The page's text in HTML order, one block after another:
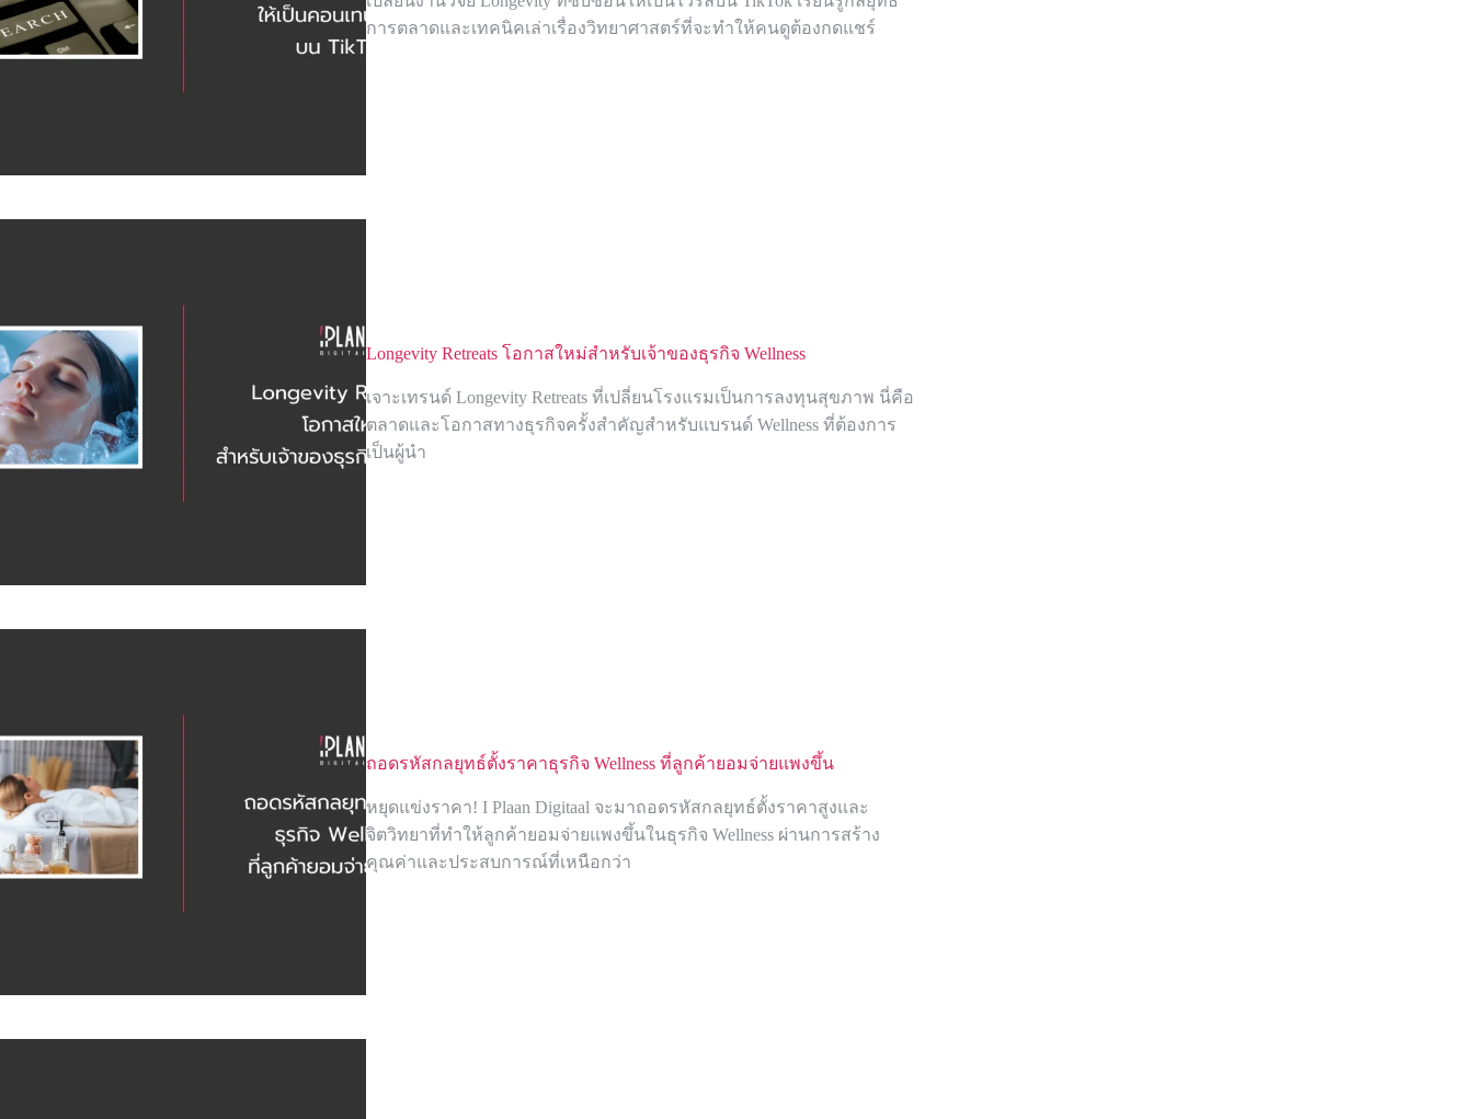
การตลาดและเทคนิคเล่าเรื่องวิทยาศาสตร์ที่จะทำให้คนดูต้องกดแชร์
Longevity Retreats โอกาสใหม่สำหรับเจ้าของธุรกิจ Wellness
เจาะเทรนด์ Longevity Retreats ที่เปลี่ยนโรงแรมเป็นการลงทุนสุขภาพ นี่คือ
ตลาดและโอกาสทางธุรกิจครั้งสำคัญสำหรับแบรนด์ Wellness ที่ต้องการ
เป็นผู้นำ
ถอดรหัสกลยุทธ์ตั้งราคาธุรกิจ Wellness ที่ลูกค้ายอมจ่ายแพงขึ้น
หยุดแข่งราคา! I Plaan Digitaal จะมาถอดรหัสกลยุทธ์ตั้งราคาสูงและ
จิตวิทยาที่ทำให้ลูกค้ายอมจ่ายแพงขึ้นในธุรกิจ Wellness ผ่านการสร้าง
คุณค่าและประสบการณ์ที่เหนือกว่า